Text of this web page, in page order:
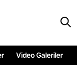
Video Galeriler